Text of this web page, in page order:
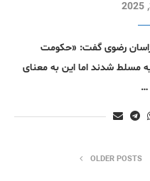
رضوی گفت: «حکومت
مسلط شدند اما این به معنای
…
OLDER POSTS